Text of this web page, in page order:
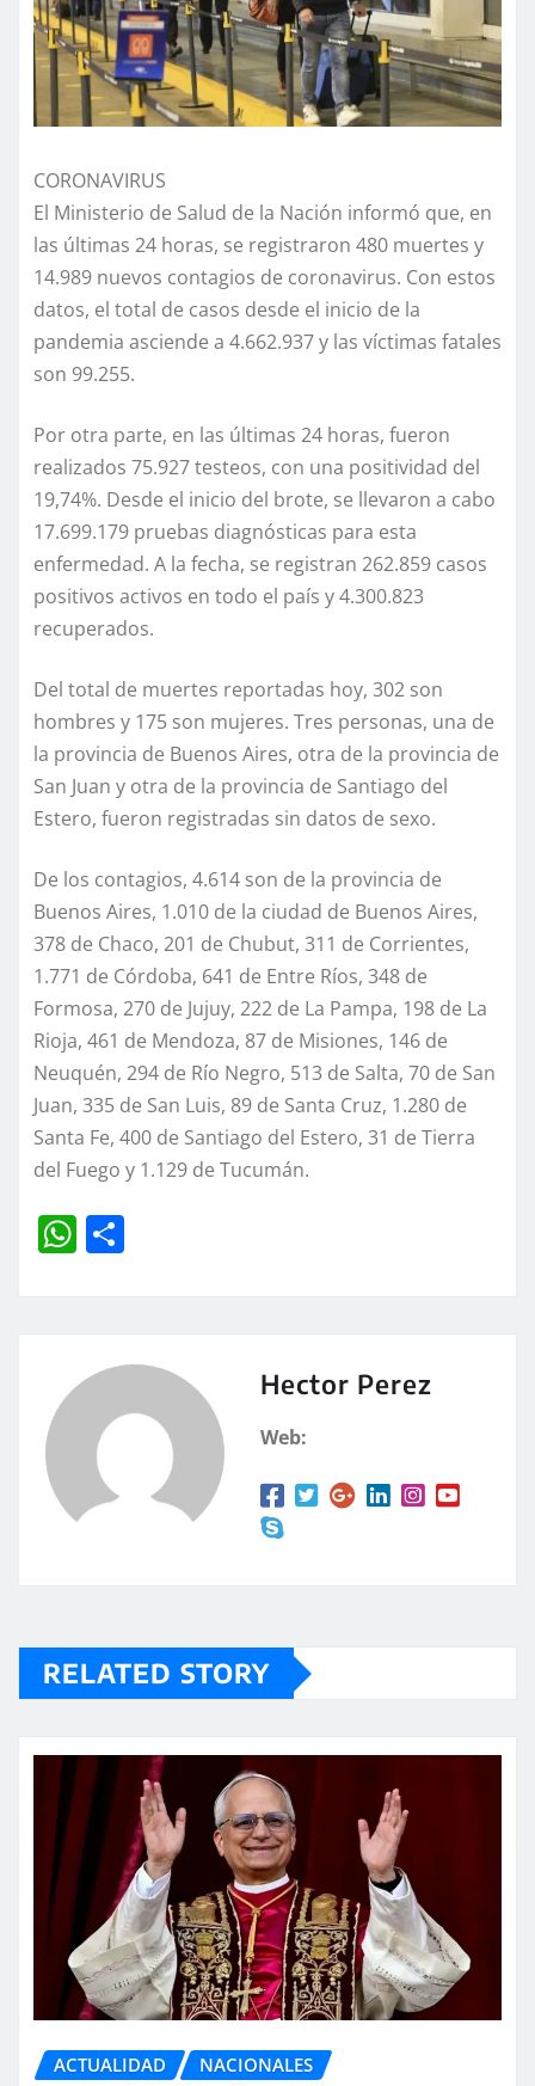
CORONAVIRUS
El Ministerio de Salud de la Nación informó que, en
las últimas 24 horas, se registraron 480 muertes y
14.989 nuevos contagios de coronavirus. Con estos
datos, el total de casos desde el inicio de la
pandemia asciende a 4.662.937 y las víctimas fatales
son 99.255.
Por otra parte, en las últimas 24 horas, fueron
realizados 75.927 testeos, con una positividad del
19,74%. Desde el inicio del brote, se llevaron a cabo
17.699.179 pruebas diagnósticas para esta
enfermedad. A la fecha, se registran 262.859 casos
positivos activos en todo el país y 4.300.823
recuperados.
Del total de muertes reportadas hoy, 302 son
hombres y 175 son mujeres. Tres personas, una de
la provincia de Buenos Aires, otra de la provincia de
San Juan y otra de la provincia de Santiago del
Estero, fueron registradas sin datos de sexo.
De los contagios, 4.614 son de la provincia de
Buenos Aires, 1.010 de la ciudad de Buenos Aires,
378 de Chaco, 201 de Chubut, 311 de Corrientes,
1.771 de Córdoba, 641 de Entre Ríos, 348 de
Formosa, 270 de Jujuy, 222 de La Pampa, 198 de La
Rioja, 461 de Mendoza, 87 de Misiones, 146 de
Neuquén, 294 de Río Negro, 513 de Salta, 70 de San
Juan, 335 de San Luis, 89 de Santa Cruz, 1.280 de
Santa Fe, 400 de Santiago del Estero, 31 de Tierra
del Fuego y 1.129 de Tucumán.
W
A
p
rt
Hector Perez
Web:
RELATED STORY
ACTUALIDAD NACIONALES